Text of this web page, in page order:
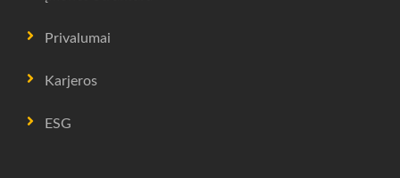
Privalumai
Karjeros
ESG